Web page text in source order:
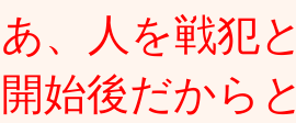
あ、人を戦犯
開始後だから